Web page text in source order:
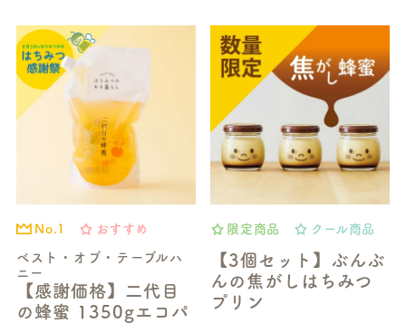
ベスト・オブ・テーブルハ
ニー
【感謝価格】二代目
の蜂蜜 1350gエコパ
No.1 おすすめ
【3個セット】ぶんぶ
んの焦がしはちみつ
プリン
限定商品 クール商品